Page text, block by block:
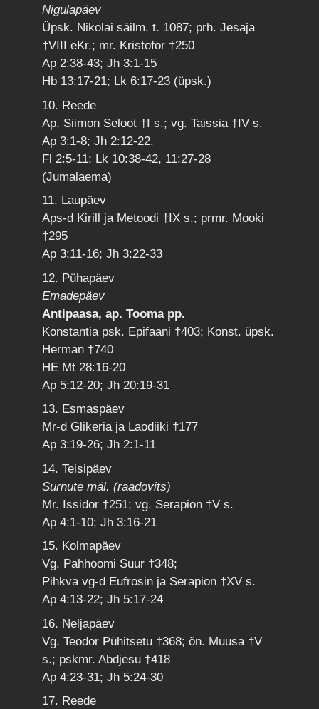
Nigulapäev
Üpsk. Nikolai säilm. t. 1087; prh. Jesaja
†VIII eKr.; mr. Kristofor †250
Ap 2:38-43; Jh 3:1-15
Hb 13:17-21; Lk 6:17-23 (üpsk.)
10. Reede
Ap. Siimon Seloot †I s.; vg. Taissia †IV s.
Ap 3:1-8; Jh 2:12-22.
Fl 2:5-11; Lk 10:38-42, 11:27-28
(Jumalaema)
11. Laupäev
Aps-d Kirill ja Metoodi †IX s.; prmr. Mooki
†295
Ap 3:11-16; Jh 3:22-33
12. Pühapäev
Emadepäev
Antipaasa, ap. Tooma pp.
Konstantia psk. Epifaani †403; Konst. üpsk.
Herman †740
HE Mt 28:16-20
Ap 5:12-20; Jh 20:19-31
13. Esmaspäev
Mr-d Glikeria ja Laodiiki †177
Ap 3:19-26; Jh 2:1-11
14. Teisipäev
Surnute mäl. (raadovits)
Mr. Issidor †251; vg. Serapion †V s.
Ap 4:1-10; Jh 3:16-21
15. Kolmapäev
Vg. Pahhoomi Suur †348;
Pihkva vg-d Eufrosin ja Serapion †XV s.
Ap 4:13-22; Jh 5:17-24
16. Neljapäev
Vg. Teodor Pühitsetu †368; õn. Muusa †V
s.; pskmr. Abdjesu †418
Ap 4:23-31; Jh 5:24-30
17. Reede